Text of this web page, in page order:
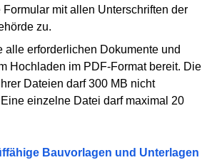
Formular mit allen Unterschriften der
zu.
alle erforderlichen Dokumente und
Hochladen im PDF-Format bereit. Die
Dateien darf 300 MB nicht
einzelne Datei darf maximal 20
Bauvorlagen und Unterlagen